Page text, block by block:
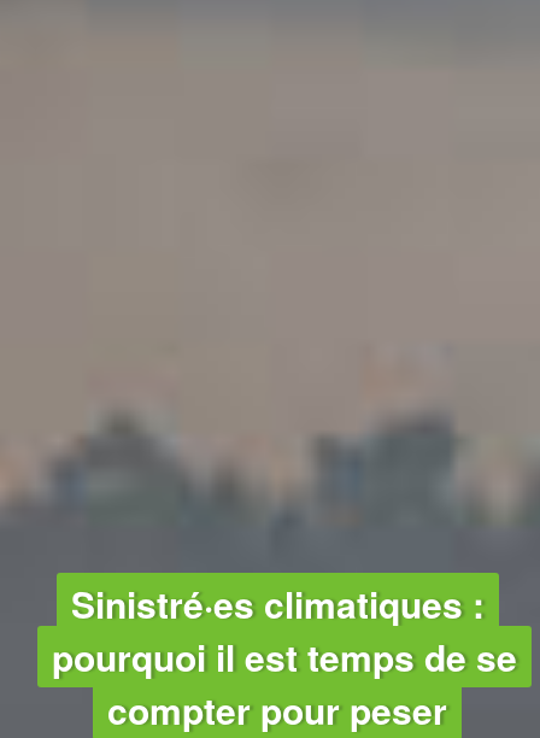
Sinistré·es climatiques :
pourquoi il est temps de se
compter pour peser